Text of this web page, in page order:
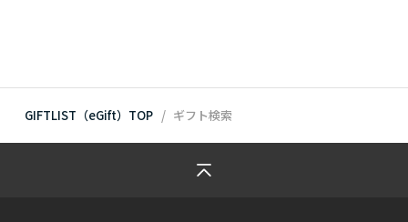
GIFTLIST（eGift）TOP ギフト検索